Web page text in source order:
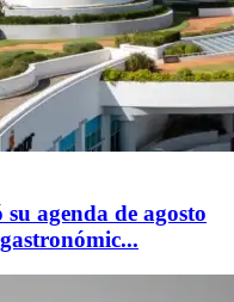
agenda de agosto